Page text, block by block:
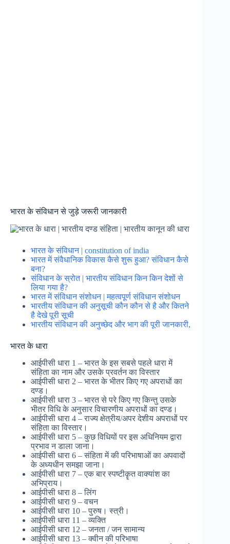
भारत के संविधान से जुड़े जरूरी जानकारी
भारत के संविधान | constitution of india
भारत में संवैधानिक विकास कैसे शुरू हुआ? संविधान कैसे
बना?
संविधान के स्रोत | भारतीय संविधान किन किन देशों से
लिया गया है?
भारत में संविधान संशोधन | महत्वपूर्ण संविधान संशोधन
भारतीय संविधान की अनुसूची कौन कौन से है और कितने
है देखे पूरी सूची
भारतीय संविधान की अनुच्छेद और भाग की पूरी जानकारी,
भारत के धारा
आईपीसी धारा 1 – भारत के इस सबसे पहले धारा में
संहिता का नाम और उसके प्रवर्तन का विस्तार
आईपीसी धारा 2 – भारत के भीतर किए गए अपराधों का
दण्ड।
आईपीसी धारा 3 – भारत से परे किए गए किन्तु उसके
भीतर विधि के अनुसार विचारणीय अपराधों का दण्ड।
आईपीसी धारा 4 – राज्य क्षेत्रीय/अपर देशीय अपराधों पर
संहिता का विस्तार।
आईपीसी धारा 5 – कुछ विधियों पर इस अधिनियम द्वारा
प्रभाव न डाला जाना।
आईपीसी धारा 6 – संहिता में की परिभाषाओं का अपवादों
के अध्यधीन समझा जाना।
आईपीसी धारा 7 – एक बार स्पष्टीकॄत वाक्यांश का
अभिप्राय।
आईपीसी धारा 8 – लिंग
आईपीसी धारा 9 – वचन
आईपीसी धारा 10 – पुरुष। स्त्री।
आईपीसी धारा 11 – व्यक्ति
आईपीसी धारा 12 – जनता / जन सामान्य
आईपीसी धारा 13 – क्वीन की परिभाषा